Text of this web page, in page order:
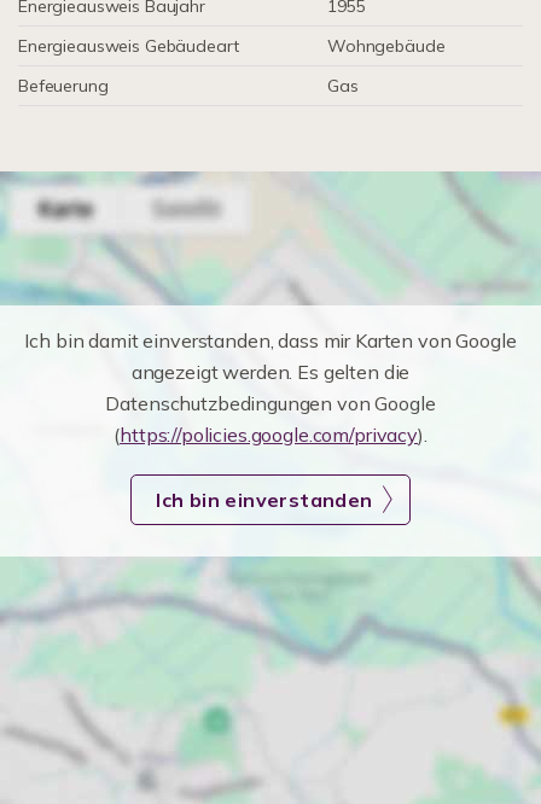
Energieausweis Baujahr
1955
Energieausweis Gebäudeart
Wohngebäude
Befeuerung
Gas
Ich bin damit einverstanden, dass mir Karten von Google
angezeigt werden. Es gelten die
Datenschutzbedingungen von Google
(https://policies.google.com/privacy).
Ich bin einverstanden